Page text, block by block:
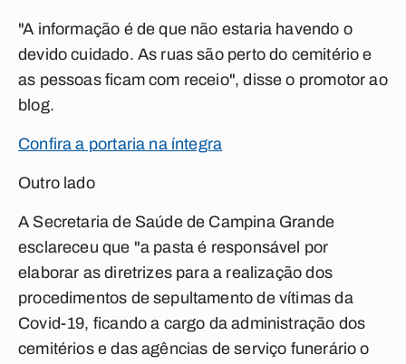
"A informação é de que não estaria havendo o
devido cuidado. As ruas são perto do cemitério e
as pessoas ficam com receio", disse o promotor ao
blog.
Confira a portaria na íntegra
Outro lado
A Secretaria de Saúde de Campina Grande
esclareceu que "a pasta é responsável por
elaborar as diretrizes para a realização dos
procedimentos de sepultamento de vítimas da
Covid-19, ficando a cargo da administração dos
cemitérios e das agências de serviço funerário o